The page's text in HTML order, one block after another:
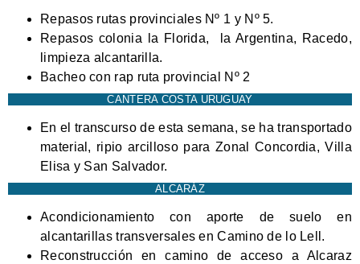
Repasos rutas provinciales Nº 1 y Nº 5.
Repasos colonia la Florida, la Argentina, Racedo,
limpieza alcantarilla.
Bacheo con rap ruta provincial Nº 2
CANTERA COSTA URUGUAY
En el transcurso de esta semana, se ha transportado
material, ripio arcilloso para Zonal Concordia, Villa
Elisa y San Salvador.
ALCARÁZ
Acondicionamiento con aporte de suelo en
alcantarillas transversales en Camino de lo Lell.
Reconstrucción en camino de acceso a Alcaraz